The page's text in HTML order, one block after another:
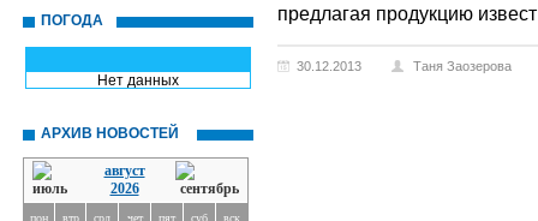
ПОГОДА
Нет данных
АРХИВ НОВОСТЕЙ
август
2026
пон втр срд чет пят суб вск
предлагая продукцию
30.12.2013 Таня Заозерова